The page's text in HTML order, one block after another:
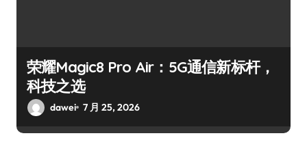
荣耀Magic8 Pro Air：5G通信新标杆，
科技之选
dawei 7 月 25, 2026